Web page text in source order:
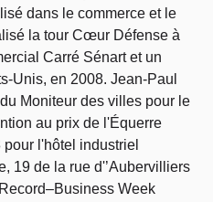
dans le commerce et le
la tour Cœur Défense à
Carré Sénart et un
Unis, en 2008. Jean-Paul
Moniteur des villes pour le
au prix de l'Équerre
l'hôtel industriel
19 de la rue d'’Aubervilliers
Week